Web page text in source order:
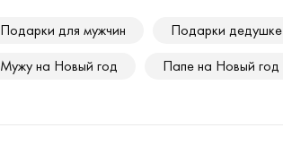
Подарки для мужчин Подарки дедушке
Мужу на Новый год
Папе на Новый год